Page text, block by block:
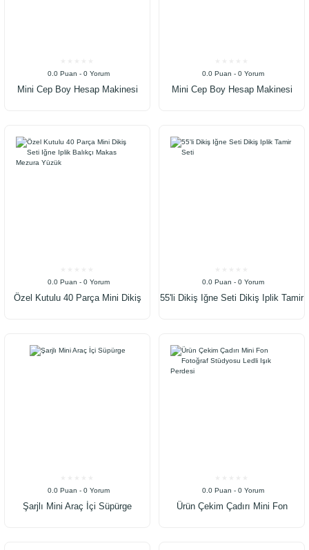
0.0 Puan - 0 Yorum
Mini Cep Boy Hesap Makinesi
0.0 Puan - 0 Yorum
Mini Cep Boy Hesap Makinesi
0.0 Puan - 0 Yorum
Özel Kutulu 40 Parça Mini Dikiş
0.0 Puan - 0 Yorum
55'li Dikiş Iğne Seti Dikiş Iplik Tamir
0.0 Puan - 0 Yorum
Şarjlı Mini Araç İçi Süpürge
0.0 Puan - 0 Yorum
Ürün Çekim Çadırı Mini Fon